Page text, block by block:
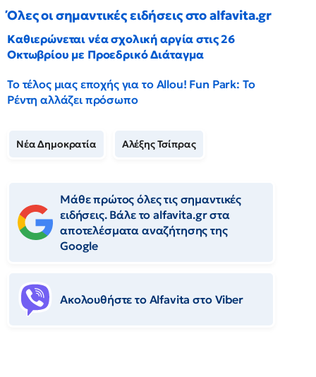
Όλες οι σημαντικές ειδήσεις στο alfavita.gr
Καθιερώνεται νέα σχολική αργία στις 26
Οκτωβρίου με Προεδρικό Διάταγμα
Το τέλος μιας εποχής για το Allou! Fun Park: Το
Ρέντη αλλάζει πρόσωπο
Νέα Δημοκρατία Αλέξης Τσίπρας
Μάθε πρώτος όλες τις σημαντικές
ειδήσεις. Βάλε το alfavita.gr στα
αποτελέσματα αναζήτησης της
Google
Ακολουθήστε το Αlfavita στο Viber